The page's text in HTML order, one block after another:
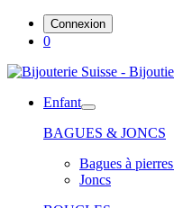
Connexion
0
Enfant
BAGUES & JONCS
Bagues à
Joncs